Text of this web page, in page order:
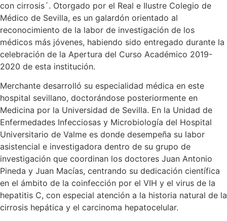
con cirrosis´. Otorgado por el Real e Ilustre Colegio de
Médico de Sevilla, es un galardón orientado al
reconocimiento de la labor de investigación de los
médicos más jóvenes, habiendo sido entregado durante la
celebración de la Apertura del Curso Académico 2019-
2020 de esta institución.
Merchante desarrolló su especialidad médica en este
hospital sevillano, doctorándose posteriormente en
Medicina por la Universidad de Sevilla. En la Unidad de
Enfermedades Infecciosas y Microbiología del Hospital
Universitario de Valme es donde desempeña su labor
asistencial e investigadora dentro de su grupo de
investigación que coordinan los doctores Juan Antonio
Pineda y Juan Macías, centrando su dedicación científica
en el ámbito de la coinfección por el VIH y el virus de la
hepatitis C, con especial atención a la historia natural de la
cirrosis hepática y el carcinoma hepatocelular.